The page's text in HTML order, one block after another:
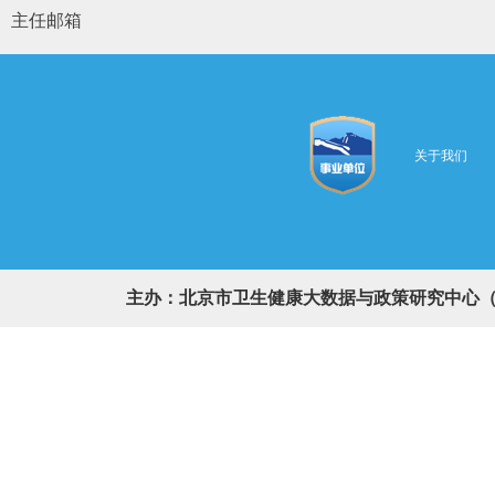
主任邮箱
关于我们
主办：北京市卫生健康大数据与政策研究中心